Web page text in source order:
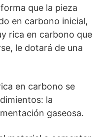
que la pieza
en carbono inicial,
rica en carbono que
le dotará de una
en carbono se
la
gaseosa.